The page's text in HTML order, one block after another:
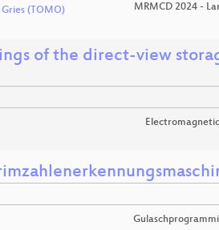
(TOMO) MRMCD 2024 -
of the direct-view